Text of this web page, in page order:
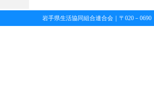
岩手県生活協同組合連合会｜〒020－